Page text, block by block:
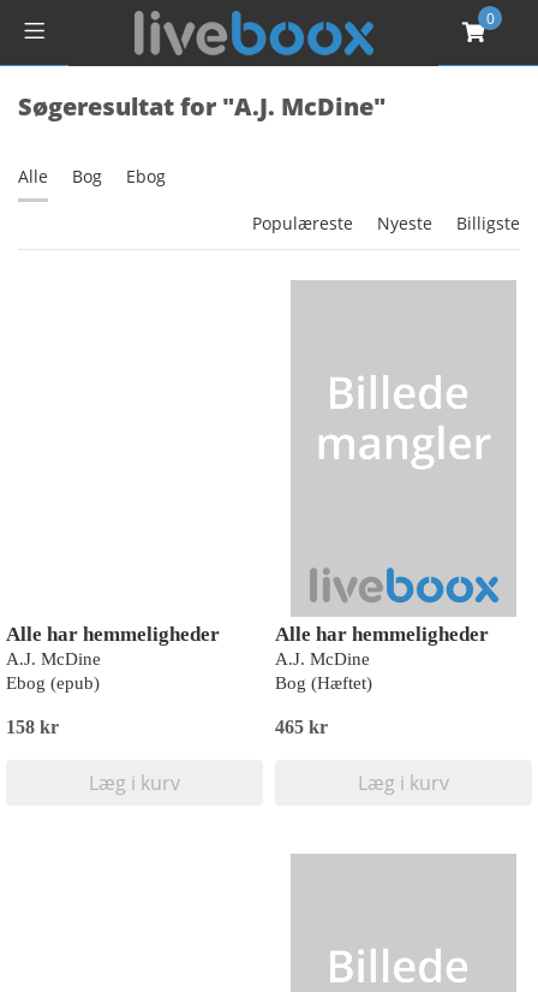
0
Søgeresultat for "A.J. McDine"
Alle Bog Ebog
Populæreste Nyeste Billigste
Alle har hemmeligheder
A.J. McDine
Ebog (epub)
158 kr
Læg i kurv
Alle har hemmeligheder
A.J. McDine
Bog (Hæftet)
465 kr
Læg i kurv